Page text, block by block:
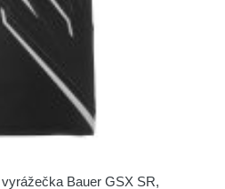
Bauer GSX SR,